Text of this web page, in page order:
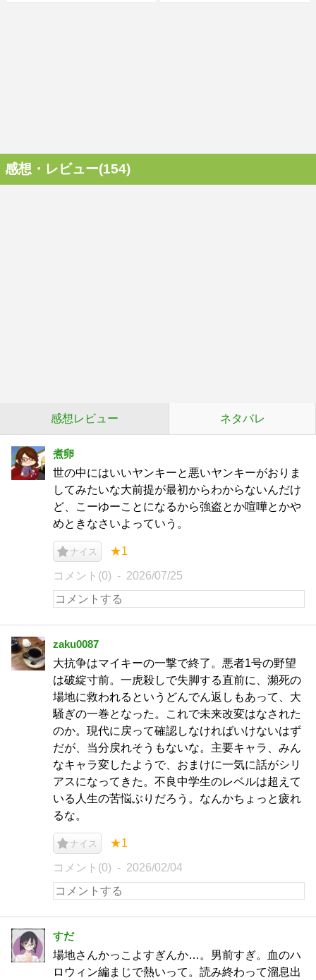
感想・レビュー(154)
感想レビュー ネタバレ
煮卵
世の中にはいいヤンキーと悪いヤンキーがおりま
してみたいな大前提が最初からわからないんだけ
ど、こーゆーことになるから強盗とか喧嘩とかや
めときなさいよっていう。
ナイス ★1
コメント(0) 2026/07/25
zaku0087
大抗争はマイキーの一撃で終了。悪者1号の野望
は破綻寸前。一虎殺しで失脚する直前に、瀕死の
場地に救われるというどんでん返しもあって、大
騒ぎの一巻となった。これで未来改変はなされた
のか。現代に戻って確認しなければいけないはず
だが、当分戻れそうもないな。主要キャラ、みん
なキャラ変したようで、おまけに一気に話がシリ
アスになってきた。不良中学生のレベルは超えて
いる人生の苦悩ぶりだろう。なんかちょっと疲れ
るな。
ナイス ★1
コメント(0) 2026/02/04
すだ
場地さんかっこよすぎんか…。男前すぎ。血のハ
ロウィン編まじで熱いって。読み終わって溜息出